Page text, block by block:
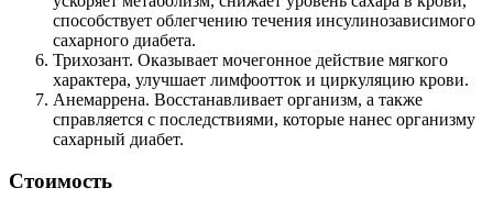
способствует облегчению течения инсулинозависимого
сахарного диабета.
Трихозант. Оказывает мочегонное действие мягкого
характера, улучшает лимфоотток и циркуляцию крови.
Анемаррена. Восстанавливает организм, а также
справляется с последствиями, которые нанес организму
сахарный диабет.
Стоимость